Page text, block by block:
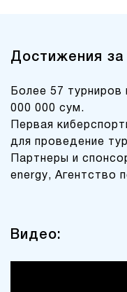
Достижения за
Более 57
000 000 сум.
Первая
для проведение
Партнеры и
energy, Агентство
Видео: